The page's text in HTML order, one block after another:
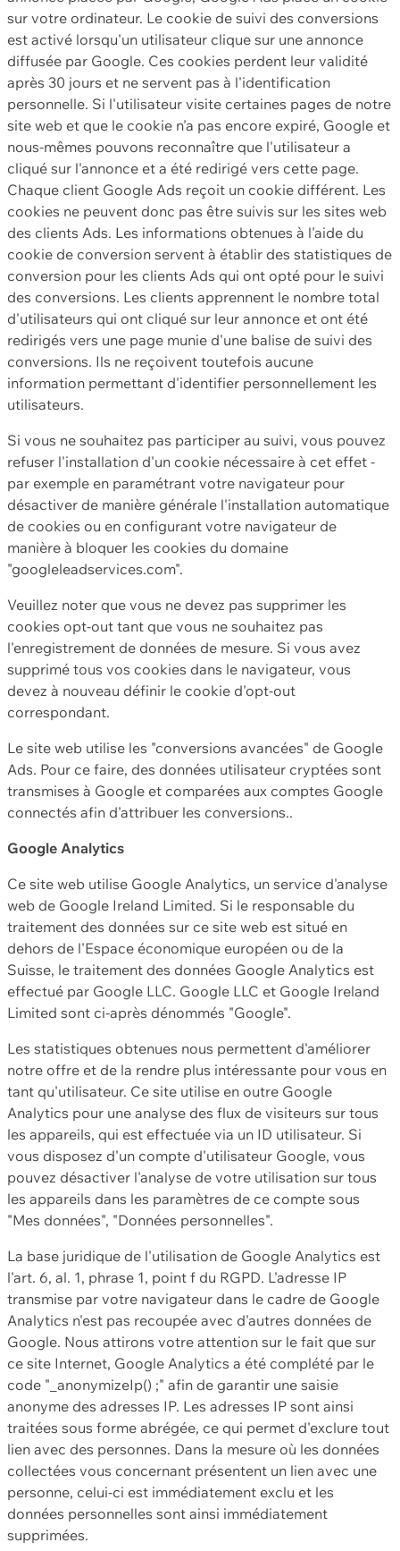
sur votre ordinateur. Le cookie de suivi des conversions
est activé lorsqu'un utilisateur clique sur une annonce
diffusée par Google. Ces cookies perdent leur validité
après 30 jours et ne servent pas à l'identification
personnelle. Si l'utilisateur visite certaines pages de notre
site web et que le cookie n'a pas encore expiré, Google et
nous-mêmes pouvons reconnaître que l'utilisateur a
cliqué sur l'annonce et a été redirigé vers cette page.
Chaque client Google Ads reçoit un cookie différent. Les
cookies ne peuvent donc pas être suivis sur les sites web
des clients Ads. Les informations obtenues à l'aide du
cookie de conversion servent à établir des statistiques de
conversion pour les clients Ads qui ont opté pour le suivi
des conversions. Les clients apprennent le nombre total
d'utilisateurs qui ont cliqué sur leur annonce et ont été
redirigés vers une page munie d'une balise de suivi des
conversions. Ils ne reçoivent toutefois aucune
information permettant d'identifier personnellement les
utilisateurs.
Si vous ne souhaitez pas participer au suivi, vous pouvez
refuser l'installation d'un cookie nécessaire à cet effet -
par exemple en paramétrant votre navigateur pour
désactiver de manière générale l'installation automatique
de cookies ou en configurant votre navigateur de
manière à bloquer les cookies du domaine
"googleleadservices.com".
Veuillez noter que vous ne devez pas supprimer les
cookies opt-out tant que vous ne souhaitez pas
l'enregistrement de données de mesure. Si vous avez
supprimé tous vos cookies dans le navigateur, vous
devez à nouveau définir le cookie d'opt-out
correspondant.
Le site web utilise les "conversions avancées" de Google
Ads. Pour ce faire, des données utilisateur cryptées sont
transmises à Google et comparées aux comptes Google
connectés afin d'attribuer les conversions..
Google Analytics
Ce site web utilise Google Analytics, un service d'analyse
web de Google Ireland Limited. Si le responsable du
traitement des données sur ce site web est situé en
dehors de l'Espace économique européen ou de la
Suisse, le traitement des données Google Analytics est
effectué par Google LLC. Google LLC et Google Ireland
Limited sont ci-après dénommés "Google".
Les statistiques obtenues nous permettent d'améliorer
notre offre et de la rendre plus intéressante pour vous en
tant qu'utilisateur. Ce site utilise en outre Google
Analytics pour une analyse des flux de visiteurs sur tous
les appareils, qui est effectuée via un ID utilisateur. Si
vous disposez d'un compte d'utilisateur Google, vous
pouvez désactiver l'analyse de votre utilisation sur tous
les appareils dans les paramètres de ce compte sous
"Mes données", "Données personnelles".
La base juridique de l'utilisation de Google Analytics est
l'art. 6, al. 1, phrase 1, point f du RGPD. L'adresse IP
transmise par votre navigateur dans le cadre de Google
Analytics n'est pas recoupée avec d'autres données de
Google. Nous attirons votre attention sur le fait que sur
ce site Internet, Google Analytics a été complété par le
code "_anonymizeIp() ;" afin de garantir une saisie
anonyme des adresses IP. Les adresses IP sont ainsi
traitées sous forme abrégée, ce qui permet d'exclure tout
lien avec des personnes. Dans la mesure où les données
collectées vous concernant présentent un lien avec une
personne, celui-ci est immédiatement exclu et les
données personnelles sont ainsi immédiatement
supprimées.